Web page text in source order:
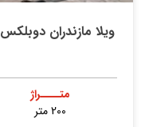
ویلا مازندران دوبلکس 3 خواب با حیاط سازی باغچه میوه
متــــراژ
200 متر